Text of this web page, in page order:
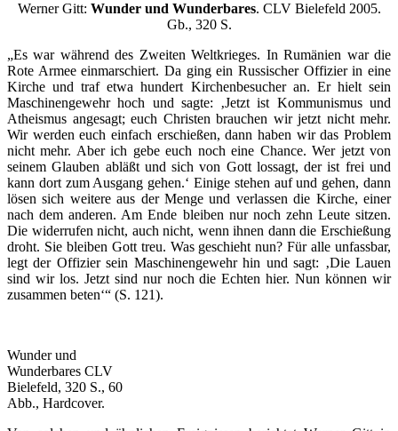
Werner Gitt: Wunder und Wunderbares. CLV Bielefeld 2005.
Gb., 320 S.
„Es war während des Zweiten Weltkrieges. In Rumänien war die
Rote Armee einmarschiert. Da ging ein Russischer Offizier in eine
Kirche und traf etwa hundert Kirchenbesucher an. Er hielt sein
Maschinengewehr hoch und sagte: ‚Jetzt ist Kommunismus und
Atheismus angesagt; euch Christen brauchen wir jetzt nicht mehr.
Wir werden euch einfach erschießen, dann haben wir das Problem
nicht mehr. Aber ich gebe euch noch eine Chance. Wer jetzt von
seinem Glauben abläßt und sich von Gott lossagt, der ist frei und
kann dort zum Ausgang gehen.‘ Einige stehen auf und gehen, dann
lösen sich weitere aus der Menge und verlassen die Kirche, einer
nach dem anderen. Am Ende bleiben nur noch zehn Leute sitzen.
Die widerrufen nicht, auch nicht, wenn ihnen dann die Erschießung
droht. Sie bleiben Gott treu. Was geschieht nun? Für alle unfassbar,
legt der Offizier sein Maschinengewehr hin und sagt: ‚Die Lauen
sind wir los. Jetzt sind nur noch die Echten hier. Nun können wir
zusammen beten‘“ (S. 121).
Wunder und
Wunderbares CLV
Bielefeld, 320 S., 60
Abb., Hardcover.